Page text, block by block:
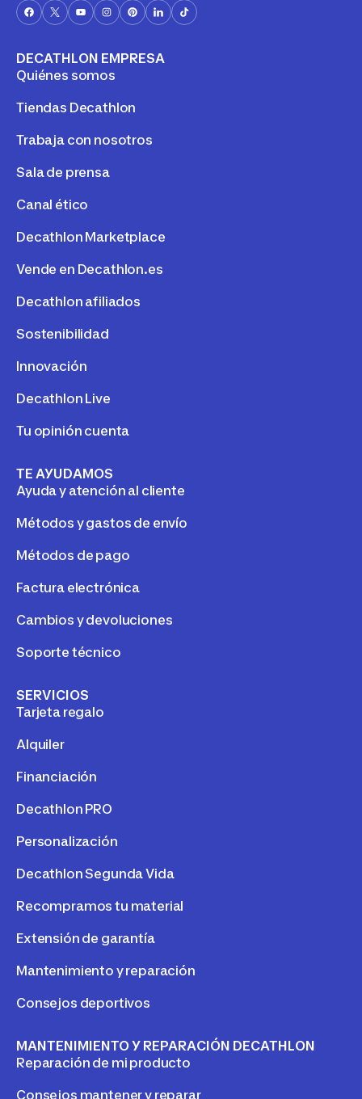
DECATHLON EMPRESA
Quiénes somos
Tiendas Decathlon
Trabaja con nosotros
Sala de prensa
Canal ético
Decathlon Marketplace
Vende en Decathlon.es
Decathlon afiliados
Sostenibilidad
Innovación
Decathlon Live
Tu opinión cuenta
TE AYUDAMOS
Ayuda y atención al cliente
Métodos y gastos de envío
Métodos de pago
Factura electrónica
Cambios y devoluciones
Soporte técnico
SERVICIOS
Tarjeta regalo
Alquiler
Financiación
Decathlon PRO
Personalización
Decathlon Segunda Vida
Recompramos tu material
Extensión de garantía
Mantenimiento y reparación
Consejos deportivos
MANTENIMIENTO Y REPARACIÓN DECATHLON
Reparación de mi producto
Consejos mantener y reparar